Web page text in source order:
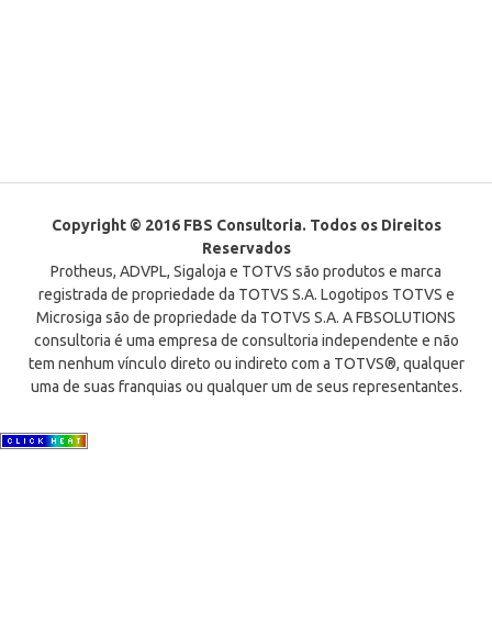
Copyright © 2016 FBS Consultoria. Todos os Direitos
Reservados
Protheus, ADVPL, Sigaloja e TOTVS são produtos e marca
registrada de propriedade da TOTVS S.A. Logotipos TOTVS e
Microsiga são de propriedade da TOTVS S.A. A FBSOLUTIONS
consultoria é uma empresa de consultoria independente e não
tem nenhum vínculo direto ou indireto com a TOTVS®, qualquer
uma de suas franquias ou qualquer um de seus representantes.